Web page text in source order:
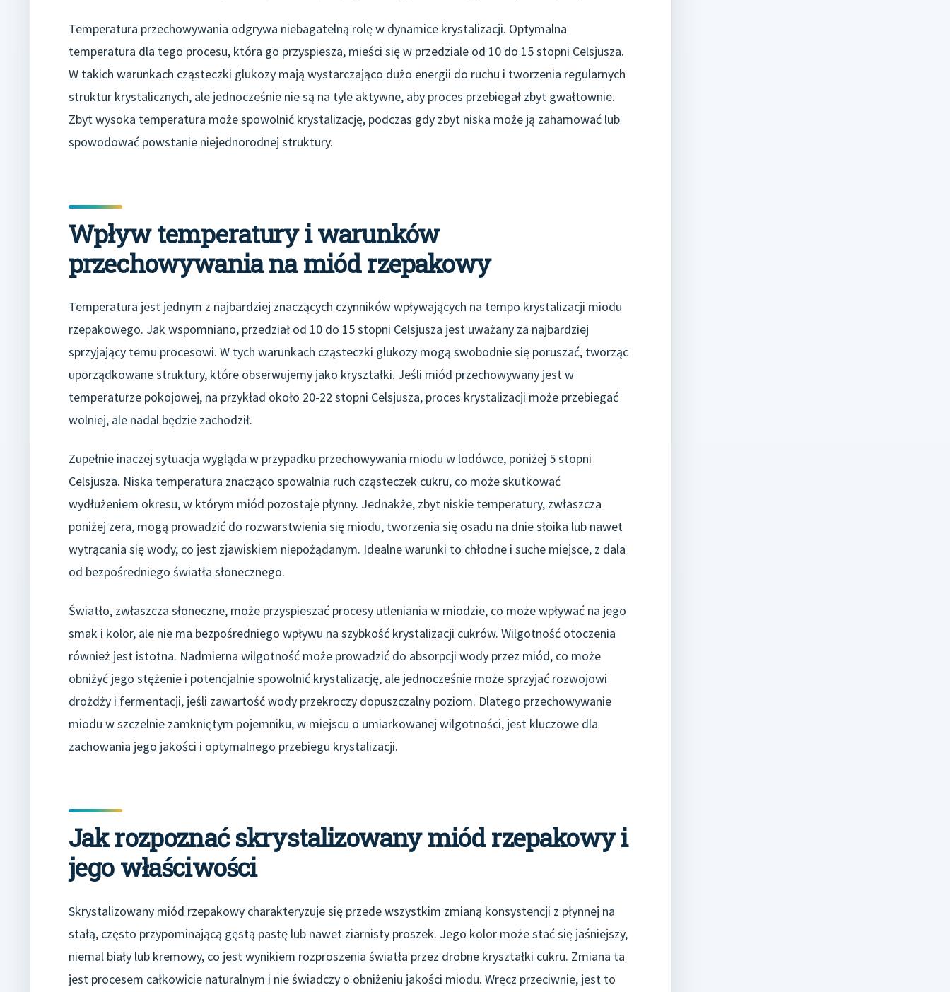
Temperatura przechowywania odgrywa niebagatelną rolę w dynamice krystalizacji. Optymalna
temperatura dla tego procesu, która go przyspiesza, mieści się w przedziale od 10 do 15 stopni Celsjusza.
W takich warunkach cząsteczki glukozy mają wystarczająco dużo energii do ruchu i tworzenia regularnych
struktur krystalicznych, ale jednocześnie nie są na tyle aktywne, aby proces przebiegał zbyt gwałtownie.
Zbyt wysoka temperatura może spowolnić krystalizację, podczas gdy zbyt niska może ją zahamować lub
spowodować powstanie niejednorodnej struktury.
Wpływ temperatury i warunków
przechowywania na miód rzepakowy
Temperatura jest jednym z najbardziej znaczących czynników wpływających na tempo krystalizacji miodu
rzepakowego. Jak wspomniano, przedział od 10 do 15 stopni Celsjusza jest uważany za najbardziej
sprzyjający temu procesowi. W tych warunkach cząsteczki glukozy mogą swobodnie się poruszać, tworząc
uporządkowane struktury, które obserwujemy jako kryształki. Jeśli miód przechowywany jest w
temperaturze pokojowej, na przykład około 20-22 stopni Celsjusza, proces krystalizacji może przebiegać
wolniej, ale nadal będzie zachodził.
Zupełnie inaczej sytuacja wygląda w przypadku przechowywania miodu w lodówce, poniżej 5 stopni
Celsjusza. Niska temperatura znacząco spowalnia ruch cząsteczek cukru, co może skutkować
wydłużeniem okresu, w którym miód pozostaje płynny. Jednakże, zbyt niskie temperatury, zwłaszcza
poniżej zera, mogą prowadzić do rozwarstwienia się miodu, tworzenia się osadu na dnie słoika lub nawet
wytrącania się wody, co jest zjawiskiem niepożądanym. Idealne warunki to chłodne i suche miejsce, z dala
od bezpośredniego światła słonecznego.
Światło, zwłaszcza słoneczne, może przyspieszać procesy utleniania w miodzie, co może wpływać na jego
smak i kolor, ale nie ma bezpośredniego wpływu na szybkość krystalizacji cukrów. Wilgotność otoczenia
również jest istotna. Nadmierna wilgotność może prowadzić do absorpcji wody przez miód, co może
obniżyć jego stężenie i potencjalnie spowolnić krystalizację, ale jednocześnie może sprzyjać rozwojowi
drożdży i fermentacji, jeśli zawartość wody przekroczy dopuszczalny poziom. Dlatego przechowywanie
miodu w szczelnie zamkniętym pojemniku, w miejscu o umiarkowanej wilgotności, jest kluczowe dla
zachowania jego jakości i optymalnego przebiegu krystalizacji.
Jak rozpoznać skrystalizowany miód rzepakowy i
jego właściwości
Skrystalizowany miód rzepakowy charakteryzuje się przede wszystkim zmianą konsystencji z płynnej na
stałą, często przypominającą gęstą pastę lub nawet ziarnisty proszek. Jego kolor może stać się jaśniejszy,
niemal biały lub kremowy, co jest wynikiem rozproszenia światła przez drobne kryształki cukru. Zmiana ta
jest procesem całkowicie naturalnym i nie świadczy o obniżeniu jakości miodu. Wręcz przeciwnie, jest to